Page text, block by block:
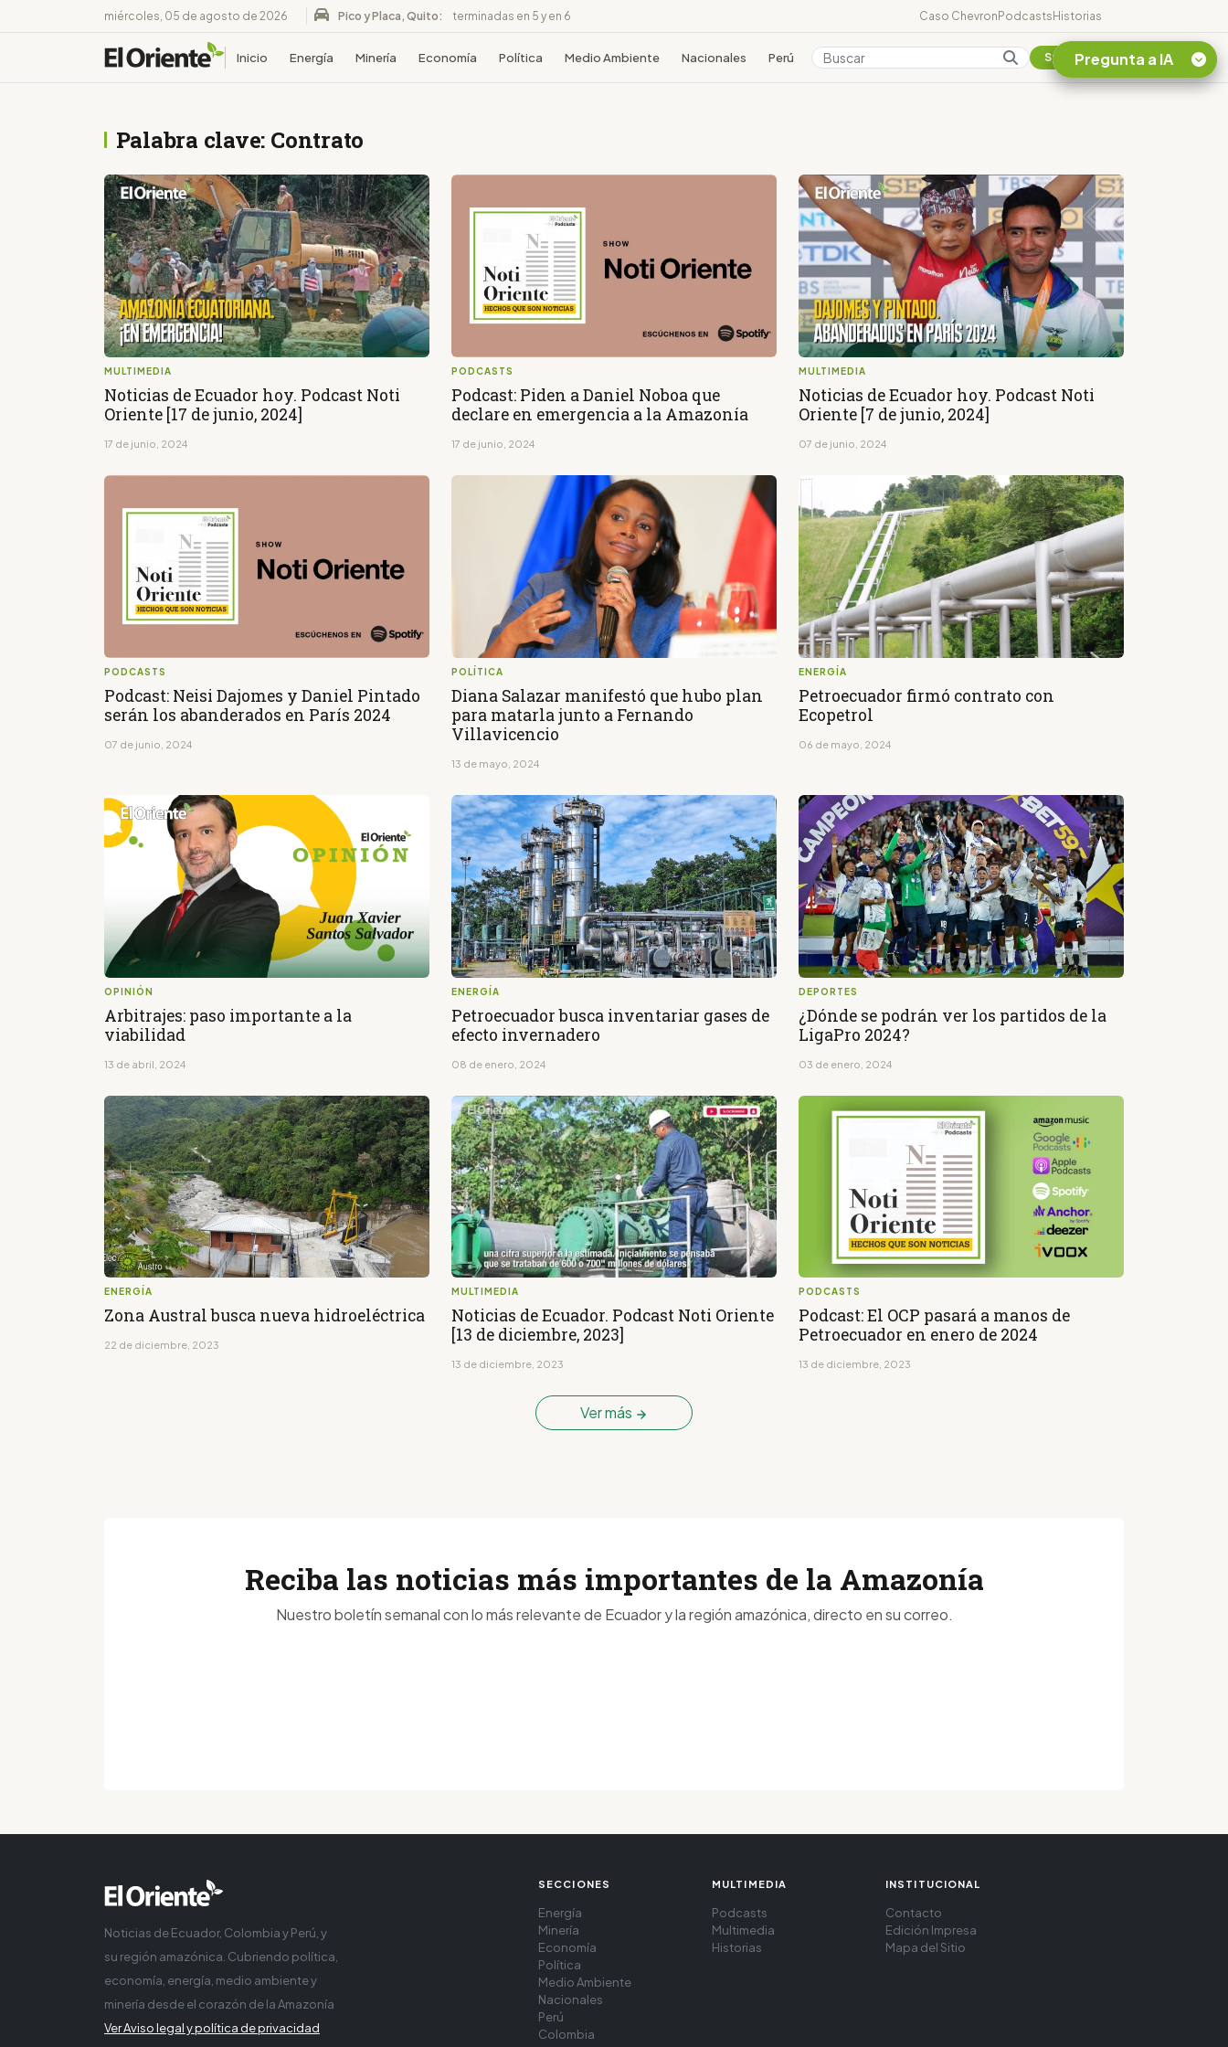
miércoles, 05 de agosto de 2026 Pico y Placa, Quito: terminadas en 5 y en 6 Caso ChevronPodcastsHistorias
Inicio Energía Minería Economía Política Medio Ambiente Nacionales Perú Colombia Suscribirse
Palabra clave: Contrato
MULTIMEDIA
Noticias de Ecuador hoy. Podcast Noti
Oriente [17 de junio, 2024]
17 de junio, 2024
PODCASTS
Podcast: Piden a Daniel Noboa que
declare en emergencia a la Amazonía
17 de junio, 2024
MULTIMEDIA
Noticias de Ecuador hoy. Podcast Noti
Oriente [7 de junio, 2024]
07 de junio, 2024
PODCASTS
Podcast: Neisi Dajomes y Daniel Pintado
serán los abanderados en París 2024
07 de junio, 2024
POLÍTICA
Diana Salazar manifestó que hubo plan
para matarla junto a Fernando
Villavicencio
13 de mayo, 2024
ENERGÍA
Petroecuador firmó contrato con
Ecopetrol
06 de mayo, 2024
OPINIÓN
Arbitrajes: paso importante a la
viabilidad
13 de abril, 2024
ENERGÍA
Petroecuador busca inventariar gases de
efecto invernadero
08 de enero, 2024
DEPORTES
¿Dónde se podrán ver los partidos de la
LigaPro 2024?
03 de enero, 2024
ENERGÍA
Zona Austral busca nueva hidroeléctrica
22 de diciembre, 2023
MULTIMEDIA
Noticias de Ecuador. Podcast Noti Oriente
[13 de diciembre, 2023]
13 de diciembre, 2023
PODCASTS
Podcast: El OCP pasará a manos de
Petroecuador en enero de 2024
13 de diciembre, 2023
Ver más
Pregunta a IA
Listar destinos
turísticos de la
Amazonia Ecuatoriana
¿En que consiste la
Ecuador?
Reciba las noticias más importantes de la Amazonía
Nuestro boletín semanal con lo más relevante de Ecuador y la región amazónica, directo en su correo.
Noticias de Ecuador, Colombia y Perú, y
su región amazónica. Cubriendo política,
economía, energía, medio ambiente y
minería desde el corazón de la Amazonía
Ver Aviso legal y política de privacidad
SECCIONES
Energía
Minería
Economía
Política
Medio Ambiente
Nacionales
Perú
Colombia
MULTIMEDIA
Podcasts
Multimedia
Historias
INSTITUCIONAL
Contacto
Edición Impresa
Mapa del Sitio